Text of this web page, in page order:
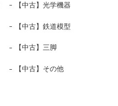
【中古】光学機器
【中古】鉄道模型
【中古】三脚
【中古】その他